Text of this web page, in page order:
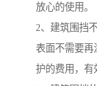
放心的使
2、建筑围挡
表面不需要再
护的费用，